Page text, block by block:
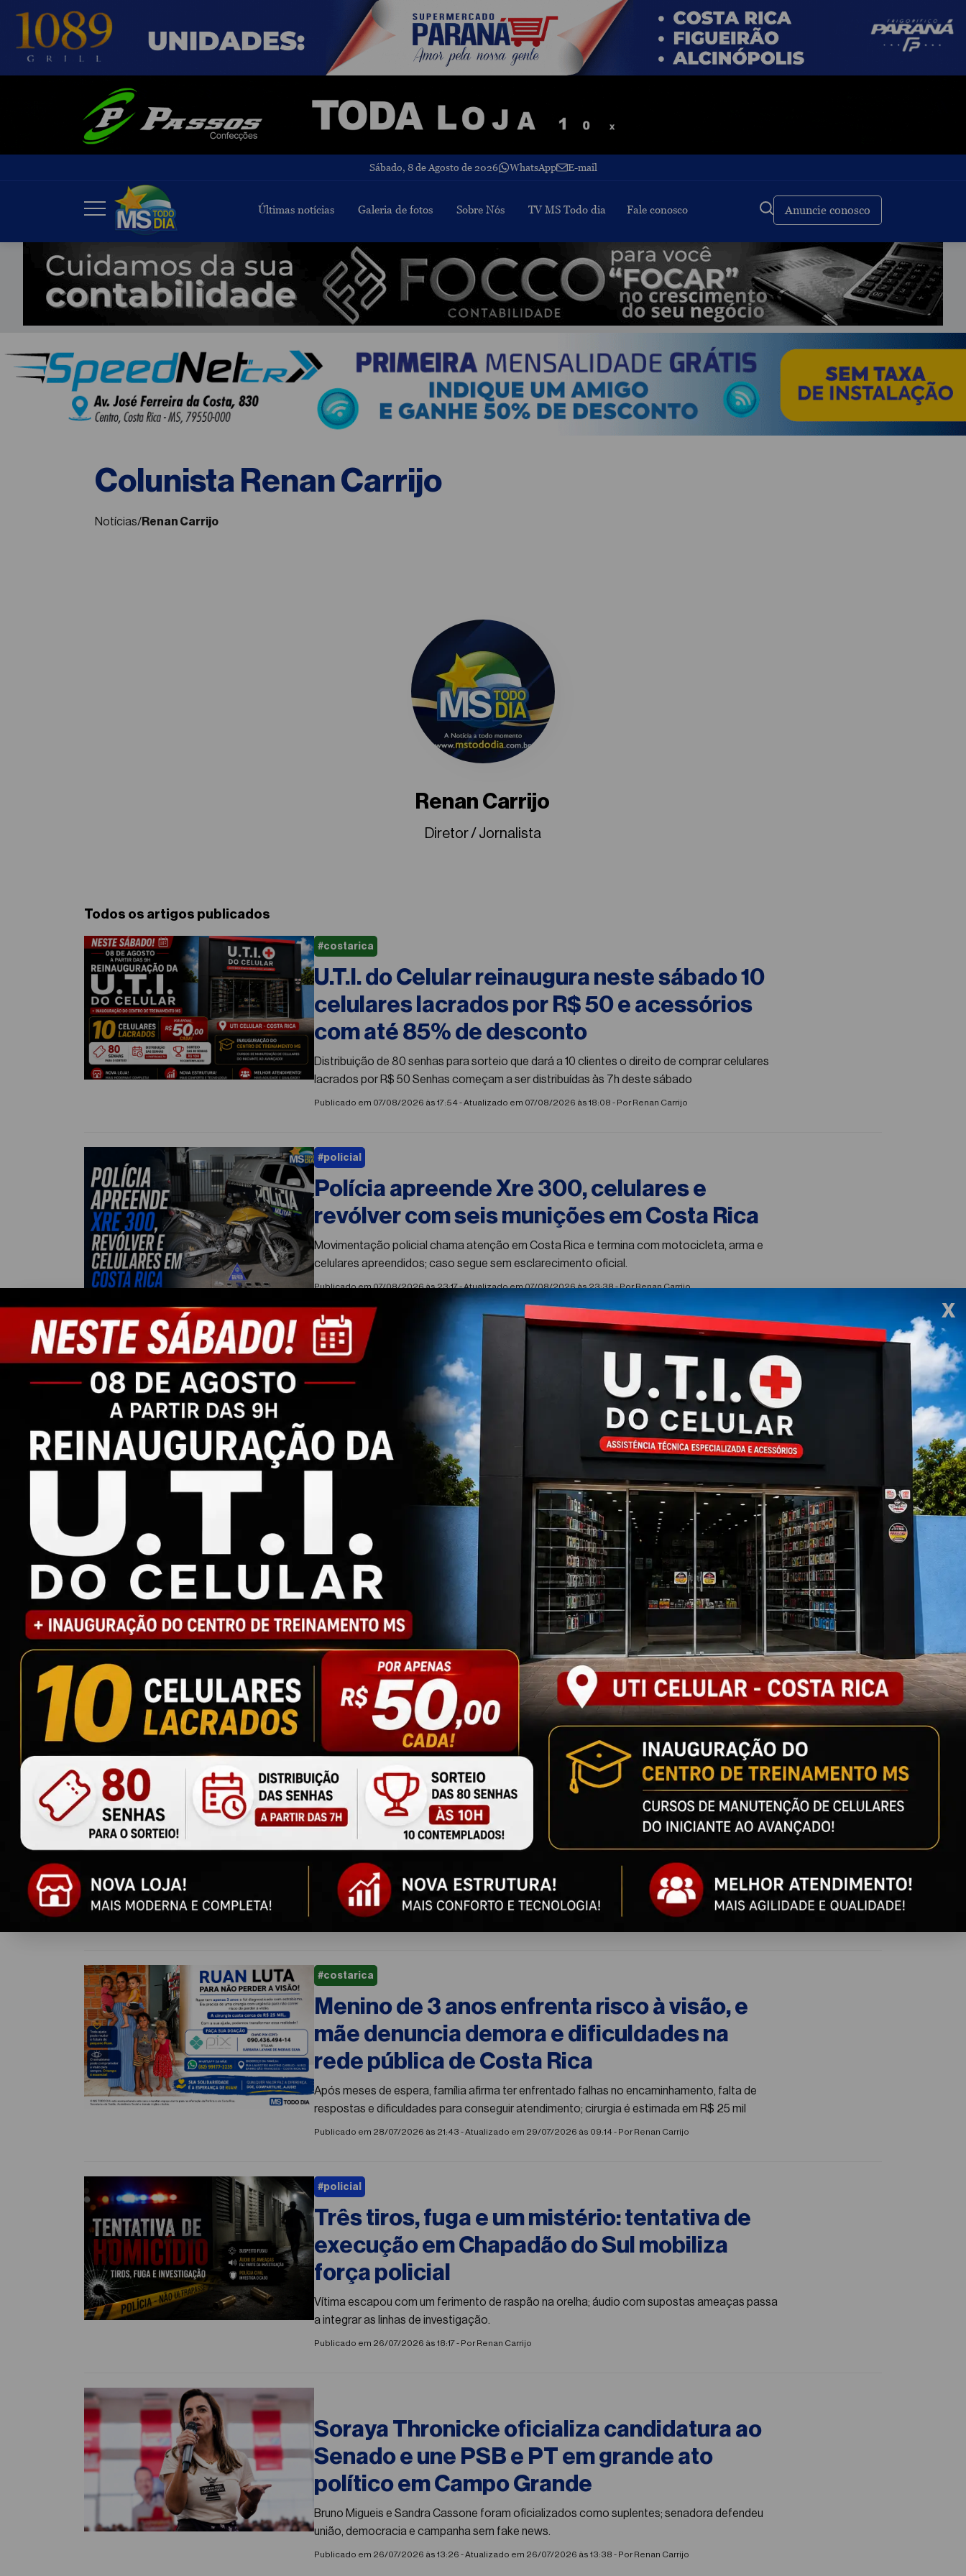
Sábado, 8 de Agosto de 2026 WhatsApp E-mail
Últimas notícias Galeria de fotos Sobre Nós TV MS Todo dia Fale conosco Anuncie conosco
Buscar
Colunista Renan Carrijo
Notícias/Renan Carrijo
Renan Carrijo
Diretor / Jornalista
Todos os artigos publicados
U.T.I. do Celular reinaugura neste sábado 10
celulares lacrados por R$ 50 e acessórios
com até 85% de desconto
Distribuição de 80 senhas para sorteio que dará a 10 clientes o direito de comprar celulares
lacrados por R$ 50 Senhas começam a ser distribuídas às 7h deste sábado
Publicado em 07/08/2026 às 17:54 - Atualizado em 07/08/2026 às 18:08 - PorRenan Carrijo
#costarica
Polícia apreende Xre 300, celulares e
revólver com seis munições em Costa Rica
Movimentação policial chama atenção em Costa Rica e termina com motocicleta, arma e
celulares apreendidos; caso segue sem esclarecimento oficial.
Publicado em 07/08/2026 às 23:17 - Atualizado em 07/08/2026 às 23:38 - PorRenan Carrijo
#policial
Mais um homicídio em Costa Rica: vizinhos
relatam ouvir quatro tiros em residência na
Vila Alvorada
Corpo de um homem foi encontrado dentro do imóvel na manhã deste sábado (1º); Polícia
Militar, Polícia Civil e Polícia Científica atuam no local.
Publicado em 01/08/2026 às 12:54 - Atualizado em 01/08/2026 às 12:56 - PorRenan Carrijo
#policial
Uma reportagem, um milagre e uma nova
esperança: a história de Ruan emocionou o
Brasil e mudou o destino de uma família
Uma corrente de solidariedade arrecada mais de R$ 32 mil e mobiliza até o atacante
Richarlison de Andrade, do Tottenham Hotspur, para salvar a visão do pequeno Ruan Corrêa
Publicado em 31/07/2026 às 09:20 - Atualizado em 31/07/2026 às 20:33 - PorRenan Carrijo
#saude
17º feminicídio em Mato Grosso do Sul: Rose
Modesto cobra ação e diz que “não
podemos recuar um único passo”
Ex-deputada afirma que nenhuma mulher pode viver com medo e defende endurecimento das
leis, fortalecimento da rede de proteção e ações urgentes para conter a escalada da
violência.
Publicado em 31/07/2026 às 12:41 - Atualizado em 31/07/2026 às 12:48 - Por
Menino de 3 anos enfrenta risco à visão, e
mãe denuncia demora e dificuldades na
rede pública de Costa Rica
Após meses de espera, família afirma ter enfrentado falhas no encaminhamento, falta de
respostas e dificuldades para conseguir atendimento; cirurgia é estimada em R$ 25 mil
Publicado em 28/07/2026 às 21:43 - Atualizado em 29/07/2026 às 09:14 - PorRenan Carrijo
#costarica
Três tiros, fuga e um mistério: tentativa de
execução em Chapadão do Sul mobiliza
força policial
Vítima escapou com um ferimento de raspão na orelha; áudio com supostas ameaças passa
a integrar as linhas de investigação.
Publicado em 26/07/2026 às 18:17 - PorRenan Carrijo
#policial
Soraya Thronicke oficializa candidatura ao
Senado e une PSB e PT em grande ato
político em Campo Grande
Bruno Migueis e Sandra Cassone foram oficializados como suplentes; senadora defendeu
união, democracia e campanha sem fake news.
Publicado em 26/07/2026 às 13:26 - Atualizado em 26/07/2026 às 13:38 - PorRenan Carrijo
X